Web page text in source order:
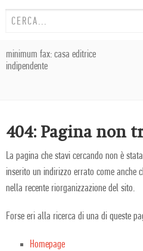
minimum fax: casa editrice
indipendente
404: Pagina non
La pagina che stavi cercando non è
inserito un indirizzo errato come anche
nella recente riorganizzazione del sito.
Forse eri alla ricerca di una di queste
Homepage